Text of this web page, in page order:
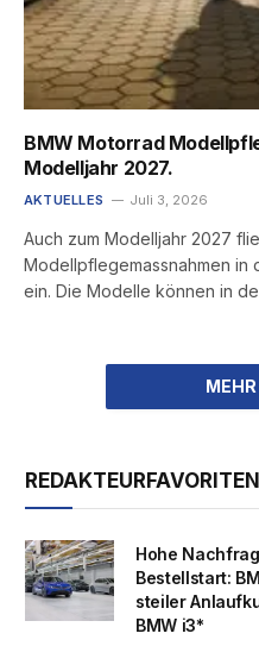
BMW Motorrad
Modelljahr 2027.
AKTUELLES Juli 3, 2026
Auch zum Modelljahr 2027
Modellpflegemassnahmen in
ein. Die Modelle können in
REDAKTEURFAVORITEN
Hohe
Bestellstart:
steiler
BMW i3*